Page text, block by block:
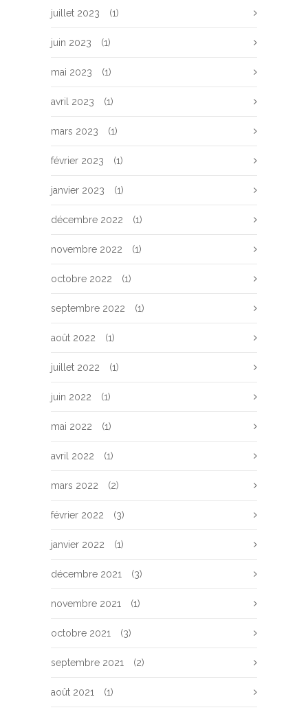
juillet 2023 (1)
juin 2023 (1)
mai 2023 (1)
avril 2023 (1)
mars 2023 (1)
février 2023 (1)
janvier 2023 (1)
décembre 2022 (1)
novembre 2022 (1)
octobre 2022 (1)
septembre 2022 (1)
août 2022 (1)
juillet 2022 (1)
juin 2022 (1)
mai 2022 (1)
avril 2022 (1)
mars 2022 (2)
février 2022 (3)
janvier 2022 (1)
décembre 2021 (3)
novembre 2021 (1)
octobre 2021 (3)
septembre 2021 (2)
août 2021 (1)